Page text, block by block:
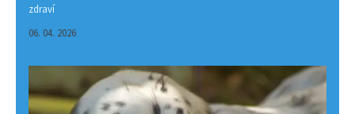
zdraví
06. 04. 2026